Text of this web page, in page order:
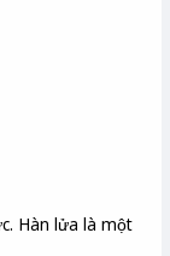
Hàn lửa là một